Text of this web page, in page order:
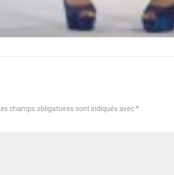
Les champs obligatoires sont indiqués avec*